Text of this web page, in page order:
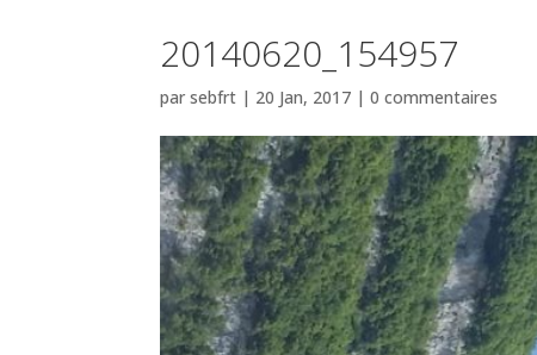
20140620_154957
parsebfrt | 20 Jan, 2017 |0 commentaires